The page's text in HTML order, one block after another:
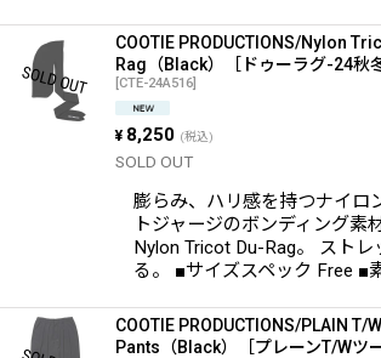
COOTIE PRODUCTIONS/Nylon
Rag（Black）［ドゥーラグ-24秋冬
[CTE-24A516]
¥ 8,250 (税込)
SOLD OUT
膨らみ、ハリ感を持つナイロ
トジャージのボンディング素
Nylon Tricot Du-Rag。 ストレ
る。 ■サイズスペック Free ■
COOTIE PRODUCTIONS/PLAIN T/
Pants（Black）［プレーンT/Wツ